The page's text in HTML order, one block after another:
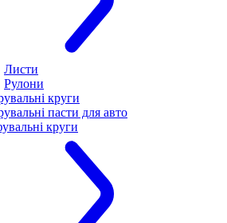
Листи
Рулони
круги
пасти для авто
круги